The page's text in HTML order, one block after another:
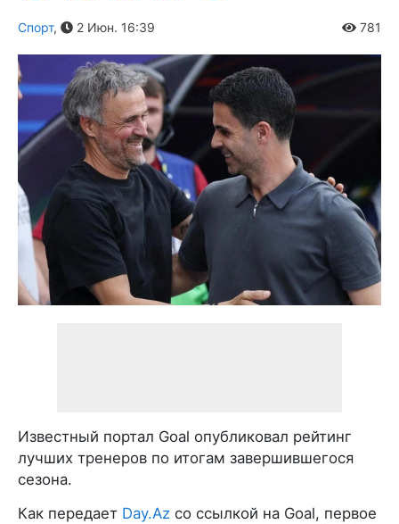
Спорт, 2 Июн. 16:39 781
Известный портал Goal опубликовал рейтинг
лучших тренеров по итогам завершившегося
сезона.
Как передает Day.Az со ссылкой на Goal, первое